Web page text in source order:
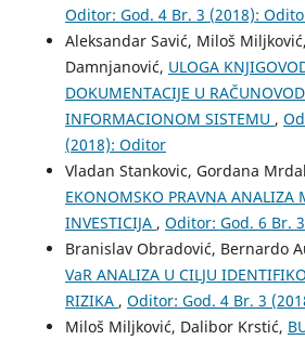
Oditor: God. 4 Br. 3 (2018):
Aleksandar Savić, Miloš
Damnjanović, ULOGA
DOKUMENTACIJE U
INFORMACIONOM SISTEMU ,
(2018): Oditor
Vladan Stankovic, Gordana
EKONOMSKO PRAVNA ANALIZA
INVESTICIJA , Oditor: God. 6 Br.
Branislav Obradović, Bernardo
VaR ANALIZA U CILJU
RIZIKA , Oditor: God. 4 Br. 3
Miloš Miljković, Dalibor Krstić,